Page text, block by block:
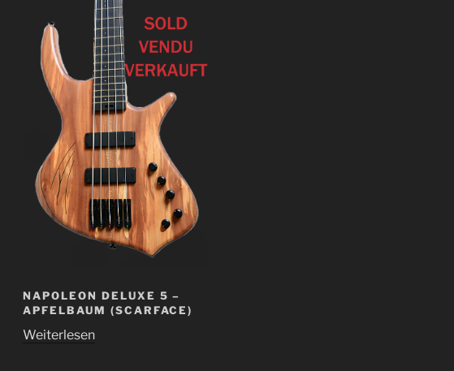
NAPOLEON DELUXE 5 –
APFELBAUM (SCARFACE)
Weiterlesen